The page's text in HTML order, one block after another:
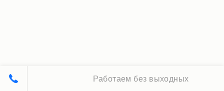
Работаем без выходных